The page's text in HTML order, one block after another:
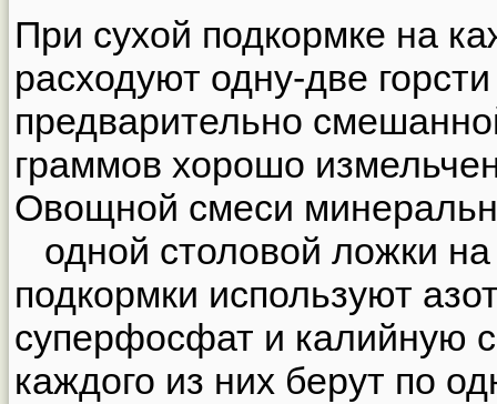
При сухой подкормке на
расходуют одну-две
предварительно
граммов хорошо
Овощной смеси
одной столовой ложки
подкормки используют
суперфосфат и калийную
каждого из них берут по